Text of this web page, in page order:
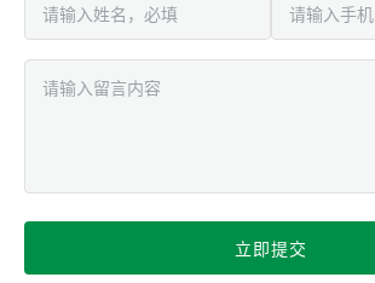
立即提交